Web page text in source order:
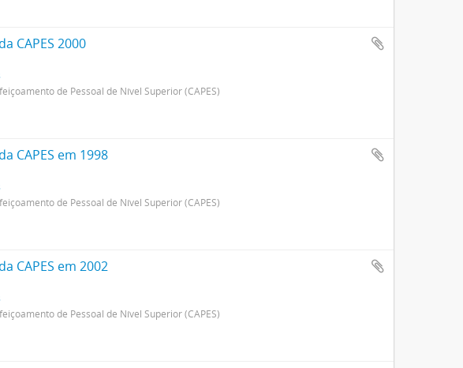
CAPES 2000
de Pessoal de Nível Superior (CAPES)
CAPES em 1998
de Pessoal de Nível Superior (CAPES)
CAPES em 2002
de Pessoal de Nível Superior (CAPES)